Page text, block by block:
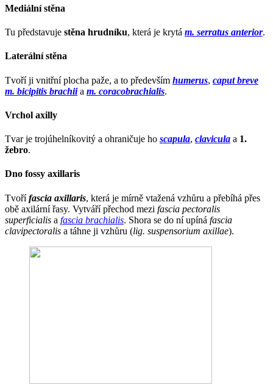
Mediální stěna
Tu představuje stěna hrudníku, která je krytá m. serratus anterior.
Laterální stěna
Tvoří ji vnitřní plocha paže, a to především humerus, caput breve
m. bicipitis brachiia m. coracobrachialis.
Vrchol axilly
Tvar je trojúhelníkovitý a ohraničuje ho scapula, clavicula a 1.
žebro.
Dno fossy axillaris
Tvořífascia axillaris, která je mírně vtažená vzhůru a přebíhá přes
obě axilární řasy. Vytváří přechod mezi fascia pectoralis
superficialis a fascia brachialis. Shora se do ní upíná fascia
clavipectoralis a táhne ji vzhůru (lig. suspensorium axillae).